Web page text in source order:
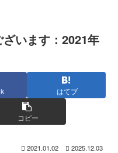
います：2021年
はてブ
コピー
2021.01.02 2025.12.03